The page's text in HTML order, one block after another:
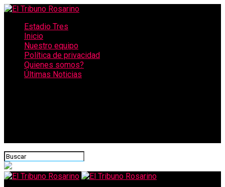
Estadio Tres
Inicio
Nuestro equipo
Política de privacidad
Quienes somos?
Últimas Noticias